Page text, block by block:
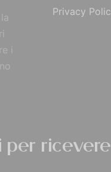
i
Privacy
per